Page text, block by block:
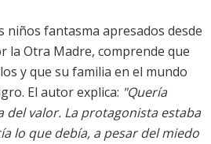
niños fantasma apresados desde
la Otra Madre, comprende que
y que su familia en el mundo
El autor explica: "Quería
del valor. La protagonista estaba
lo que debía, a pesar del miedo